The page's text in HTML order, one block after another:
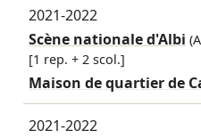
2021-2022
Scène nationale d'Albi
[1 rep. + 2 scol.]
Maison de quartier de
2021-2022